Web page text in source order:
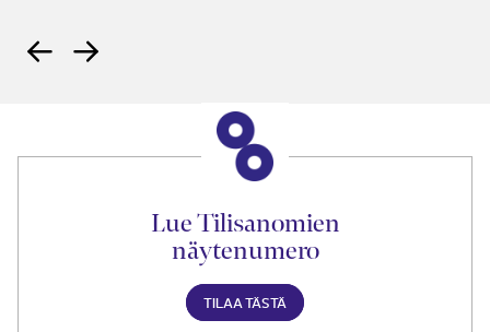
Lue Tilisanomien
näytenumero
TILAA TÄSTÄ